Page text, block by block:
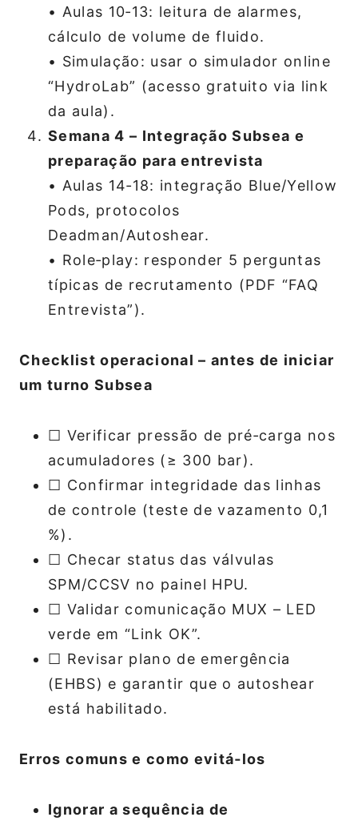
• Aulas 10‑13: leitura de alarmes,
cálculo de volume de fluido.
• Simulação: usar o simulador online
“HydroLab” (acesso gratuito via link
da aula).
Semana 4 – Integração Subsea e
preparação para entrevista
• Aulas 14‑18: integração Blue/Yellow
Pods, protocolos
Deadman/Autoshear.
• Role‑play: responder 5 perguntas
típicas de recrutamento (PDF “FAQ
Entrevista”).
Checklist operacional – antes de iniciar
um turno Subsea
☐ Verificar pressão de pré‑carga nos
acumuladores (≥ 300 bar).
☐ Confirmar integridade das linhas
de controle (teste de vazamento 0,1
%).
☐ Checar status das válvulas
SPM/CCSV no painel HPU.
☐ Validar comunicação MUX – LED
verde em “Link OK”.
☐ Revisar plano de emergência
(EHBS) e garantir que o autoshear
está habilitado.
Erros comuns e como evitá‑los
Ignorar a sequência de